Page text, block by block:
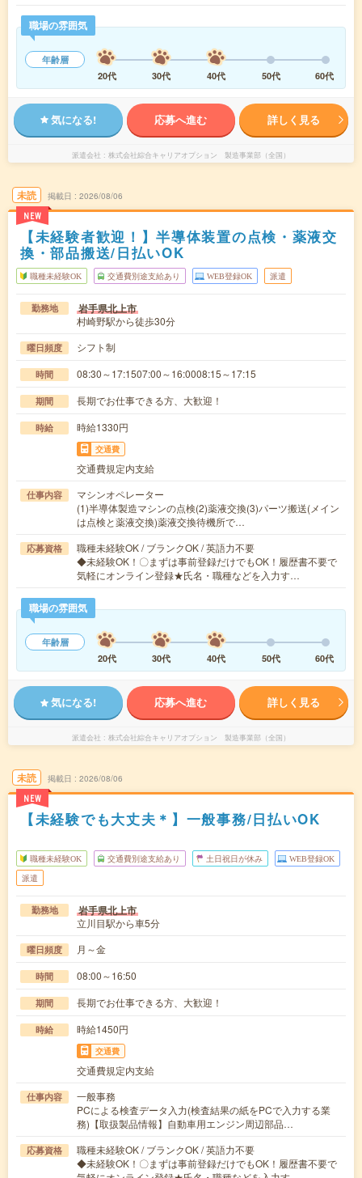
職場の雰囲気
年齢層
20代
30代 40代 50代 60代
気になる! 応募へ進む 詳しく見る
派遣会社 株式会社綜合キャリアオプション 製造事業部（全国）
未読
NEW
掲載日 2026/08/06
【未経験者歓迎！】半導体装置の点検・薬液交
換・部品搬送/日払いOK
職種未経験OK 交通費別途支給あり WEB登録OK 派遣
勤務地 岩手県北上市
村崎野駅から徒歩30分
曜日頻度 シフト制
時間 08:30～17:1507:00～16:0008:15～17:15
期間 長期でお仕事できる方、大歓迎！
時給 時給1330円
交通費
交通費規定内支給
仕事内容
マシンオペレーター
(1)半導体製造マシンの点検(2)薬液交換(3)パーツ搬送(メイン
は点検と薬液交換)薬液交換待機所で…
応募資格
職種未経験OK / ブランクOK / 英語力不要
◆未経験OK！〇まずは事前登録だけでもOK！履歴書不要で
気軽にオンライン登録★氏名・職種などを入力す…
職場の雰囲気
年齢層
20代
30代 40代 50代 60代
気になる! 応募へ進む 詳しく見る
派遣会社 株式会社綜合キャリアオプション 製造事業部（全国）
未読
NEW
掲載日 2026/08/06
【未経験でも大丈夫＊】一般事務/日払いOK
職種未経験OK 交通費別途支給あり 土日祝日が休み WEB登録OK
派遣
勤務地 岩手県北上市
立川目駅から車5分
曜日頻度 月～金
時間 08:00～16:50
期間 長期でお仕事できる方、大歓迎！
時給 時給1450円
交通費
交通費規定内支給
仕事内容
一般事務
PCによる検査データ入力(検査結果の紙をPCで入力する業
務)【取扱製品情報】自動車用エンジン周辺部品…
応募資格
職種未経験OK / ブランクOK / 英語力不要
◆未経験OK！〇まずは事前登録だけでもOK！履歴書不要で